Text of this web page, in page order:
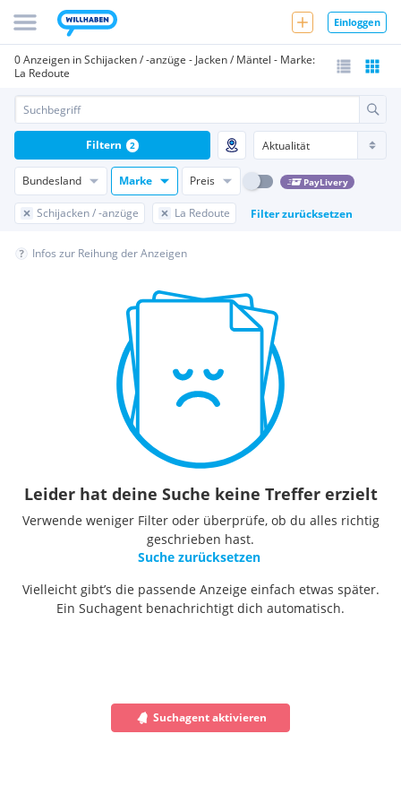
Einloggen
0 Anzeigen in Schijacken / -anzüge - Jacken / Mäntel - Marke:
La Redoute
Bundesland Marke Preis PayLivery
Schijacken / -anzüge La Redoute Filter zurücksetzen
Filtern 2
Infos zur Reihung der Anzeigen
Leider hat deine Suche keine Treffer erzielt
Verwende weniger Filter oder überprüfe, ob du alles richtig
geschrieben hast.
Suche zurücksetzen
Vielleicht gibt’s die passende Anzeige einfach etwas später.
Ein Suchagent benachrichtigt dich automatisch.
Suchagent aktivieren